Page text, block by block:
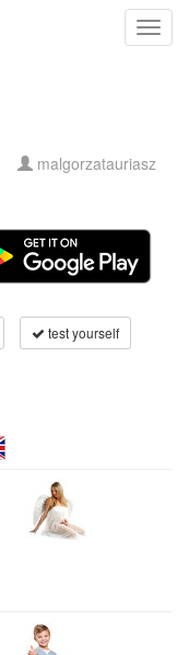
malgorzatauriasz
test yourself